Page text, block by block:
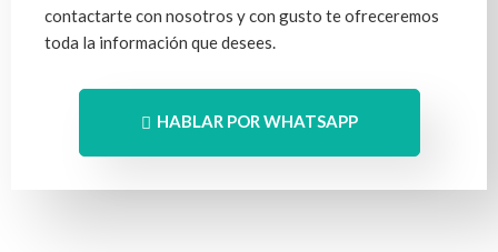
contactarte con nosotros y con gusto te ofreceremos
toda la información que desees.
HABLAR POR WHATSAPP